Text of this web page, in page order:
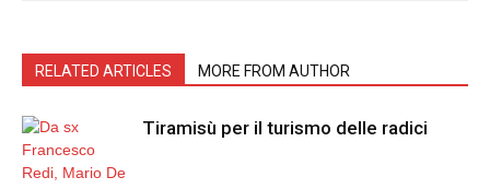
RELATED ARTICLES MORE FROM AUTHOR
Tiramisù per il turismo delle radici